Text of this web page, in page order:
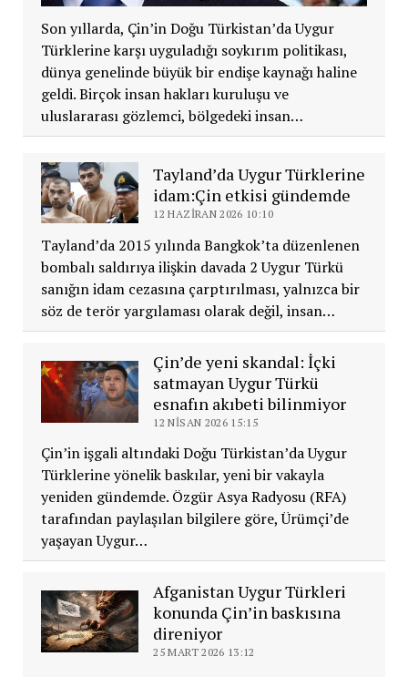
Son yıllarda, Çin’in Doğu Türkistan’da Uygur
Türklerine karşı uyguladığı soykırım politikası,
dünya genelinde büyük bir endişe kaynağı haline
geldi. Birçok insan hakları kuruluşu ve
uluslararası gözlemci, bölgedeki insan…
Tayland’da Uygur Türklerine
idam:Çin etkisi gündemde
12 HAZIRAN 2026 10:10
Tayland’da 2015 yılında Bangkok’ta düzenlenen
bombalı saldırıya ilişkin davada 2 Uygur Türkü
sanığın idam cezasına çarptırılması, yalnızca bir
söz de terör yargılaması olarak değil, insan…
Çin’de yeni skandal: İçki
satmayan Uygur Türkü
esnafın akıbeti bilinmiyor
12 NISAN 2026 15:15
Çin’in işgali altındaki Doğu Türkistan’da Uygur
Türklerine yönelik baskılar, yeni bir vakayla
yeniden gündemde. Özgür Asya Radyosu (RFA)
tarafından paylaşılan bilgilere göre, Ürümçi’de
yaşayan Uygur…
Afganistan Uygur Türkleri
konunda Çin’in baskısına
direniyor
25 MART 2026 13:12